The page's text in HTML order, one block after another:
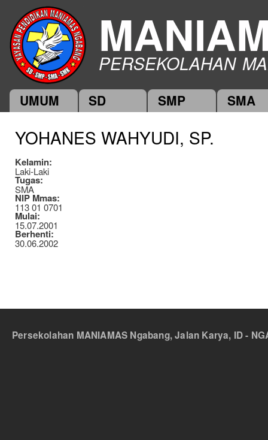
PERSEKOLAHAN
Main menu
UMUM SD SMP SMA
YOHANES WAHYUDI, SP.
Kelamin:
Laki-Laki
Tugas:
SMA
NIP Mmas:
113 01 0701
Mulai:
15.07.2001
Berhenti:
30.06.2002
Persekolahan MANIAMAS Ngabang, Jalan Karya, ID -